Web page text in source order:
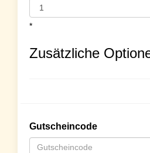
*
Zusätzliche
Gutscheincode